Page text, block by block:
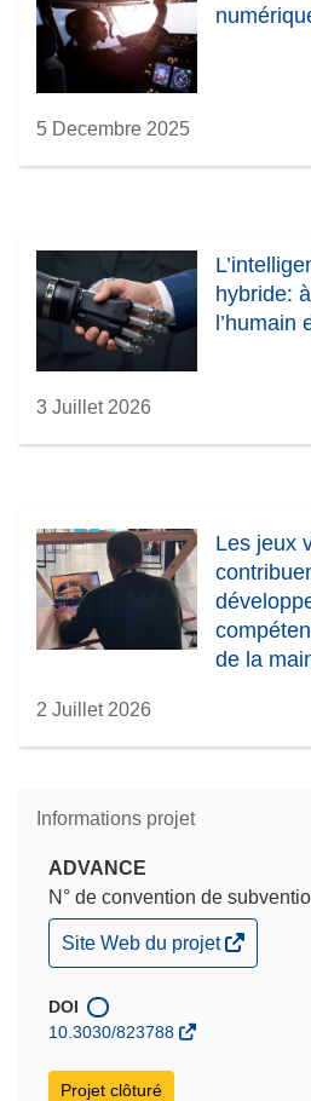
5 Decembre 2025
hybride:
l’humain
3 Juillet 2026
Les jeux
de la
2 Juillet 2026
Informations projet
ADVANCE
N° de convention de
(s’ouvre
dans
nouvelle
fenêtre)
Site Web du projet
DOI
10.3030/823788
Projet clôturé